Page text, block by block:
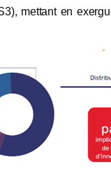
mettant en